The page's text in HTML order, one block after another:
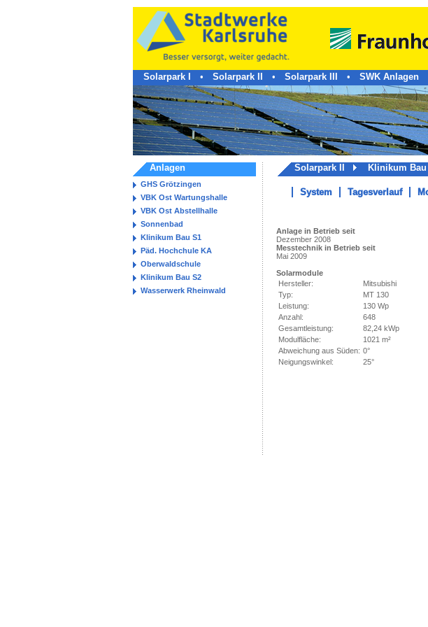
Solarpark I • Solarpark II • Solarpark III • SWK Anlagen
Anlagen
GHS Grötzingen
VBK Ost Wartungshalle
VBK Ost Abstellhalle
Sonnenbad
Klinikum Bau S1
Päd. Hochchule KA
Oberwaldschule
Klinikum Bau S2
Wasserwerk Rheinwald
Solarpark II Klinikum
System Tagesverlauf
Anlage in Betrieb seit
Dezember 2008
Messtechnik in Betrieb seit
Mai 2009
Solarmodule
Hersteller:
Mitsubishi
Typ:
MT 130
Leistung:
130 Wp
Anzahl:
648
Gesamtleistung:
82,24 kWp
Modulfläche:
1021 m²
Abweichung aus Süden: 0°
Neigungswinkel:
25°